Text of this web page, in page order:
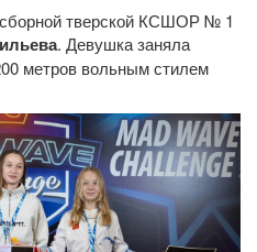
тверской КСШОР № 1
. Девушка заняла
метров вольным стилем